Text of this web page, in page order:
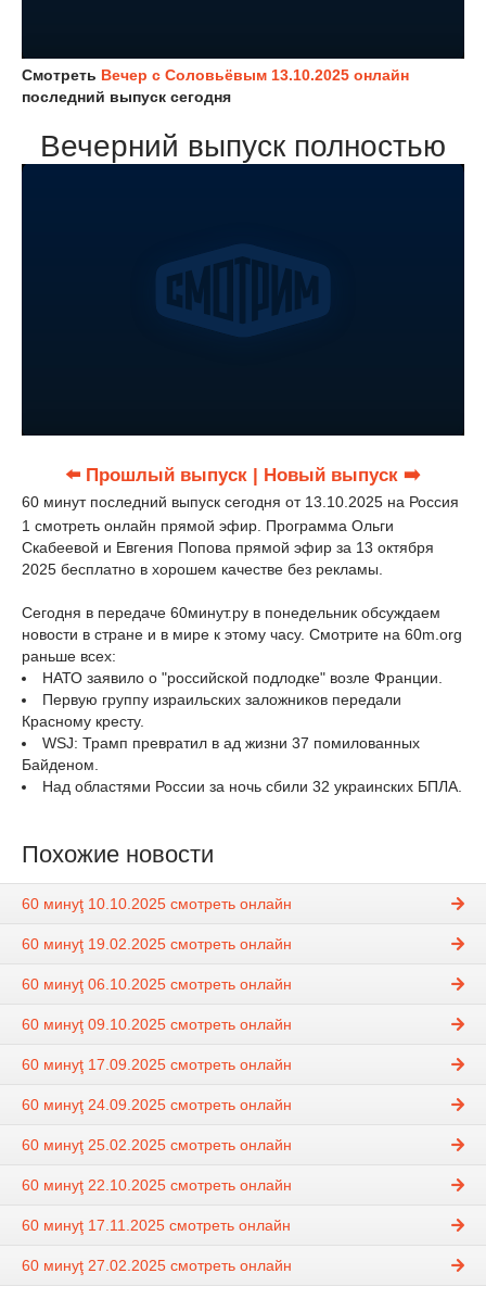
Смотреть Вечер с Соловьёвым 13.10.2025 онлайн
последний выпуск сегодня
Вечерний выпуск полностью
⬅️ Прошлый выпуск | Новый выпуск ➡️
60 минут последний выпуск сегодня от 13.10.2025 на Россия
1 смотреть онлайн прямой эфир. Программа Ольги
Скабеевой и Евгения Попова прямой эфир за 13 октября
2025 бесплатно в хорошем качестве без рекламы.
Сегодня в передаче 60минут.ру в понедельник обсуждаем
новости в стране и в мире к этому часу. Смотрите на 60m.org
раньше всех:
НАТО заявило о "российской подлодке" возле Франции.
Первую группу израильских заложников передали
Красному кресту.
WSJ: Трамп превратил в ад жизни 37 помилованных
Байденом.
Над областями России за ночь сбили 32 украинских БПЛА.
Похожие новости
60 минуţ 10.10.2025 смотреть онлайн
60 минуţ 19.02.2025 смотреть онлайн
60 минуţ 06.10.2025 смотреть онлайн
60 минуţ 09.10.2025 смотреть онлайн
60 минуţ 17.09.2025 смотреть онлайн
60 минуţ 24.09.2025 смотреть онлайн
60 минуţ 25.02.2025 смотреть онлайн
60 минуţ 22.10.2025 смотреть онлайн
60 минуţ 17.11.2025 смотреть онлайн
60 минуţ 27.02.2025 смотреть онлайн